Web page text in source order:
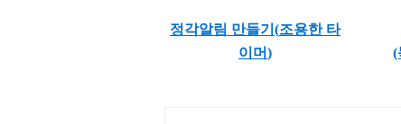
정각알림 만들기(조용한 타
이머)
(